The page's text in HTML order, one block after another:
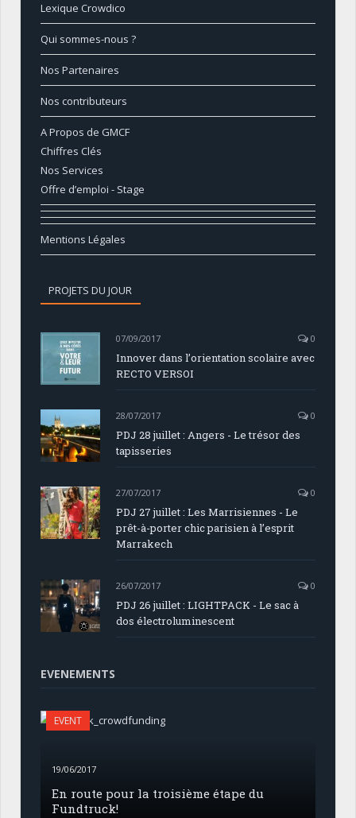
Lexique Crowdico
Qui sommes-nous ?
Nos Partenaires
Nos contributeurs
A Propos de GMCF
Chiffres Clés
Nos Services
Offre d’emploi - Stage
Mentions Légales
PROJETS DU JOUR
07/09/2017 0
Innover dans l’orientation scolaire avec
RECTO VERSOI
28/07/2017 0
PDJ 28 juillet : Angers - Le trésor des
tapisseries
27/07/2017 0
PDJ 27 juillet : Les Marrisiennes - Le
prêt-à-porter chic parisien à l’esprit
Marrakech
26/07/2017 0
PDJ 26 juillet : LIGHTPACK - Le sac à
dos électroluminescent
EVENEMENTS
EVENT
19/06/2017
En route pour la troisième étape du
Fundtruck!